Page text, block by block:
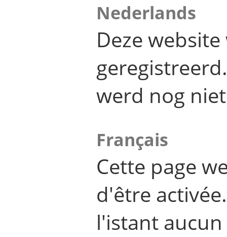
Nederlands
Deze
werd nog
Français
Cette page
d'être
l'istant